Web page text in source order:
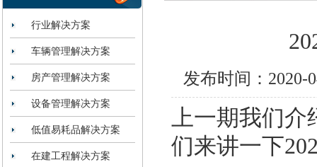
行业解决方案
车辆管理解决方案
房产管理解决方案
设备管理解决方案
低值易耗品解决方案
在建工程解决方案
发布时间：2020-
上一期我们介
们来讲一下